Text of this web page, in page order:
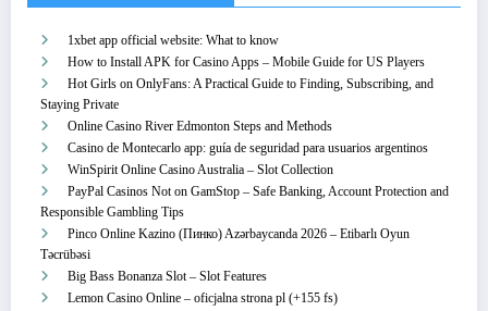
1xbet app official website: What to know
How to Install APK for Casino Apps – Mobile Guide for US Players
Hot Girls on OnlyFans: A Practical Guide to Finding, Subscribing, and
Staying Private
Online Casino River Edmonton Steps and Methods
Casino de Montecarlo app: guía de seguridad para usuarios argentinos
WinSpirit Online Casino Australia – Slot Collection
PayPal Casinos Not on GamStop – Safe Banking, Account Protection and
Responsible Gambling Tips
Pinco Online Kazino (Пинко) Azərbaycanda 2026 – Etibarlı Oyun
Təcrübəsi
Big Bass Bonanza Slot – Slot Features
Lemon Casino Online – oficjalna strona pl (+155 fs)